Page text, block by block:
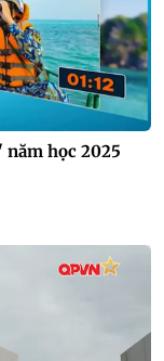
năm học 2025